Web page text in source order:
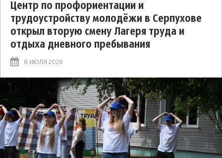
Центр по профориентации и
трудоустройству молодёжи в Серпухове
открыл вторую смену Лагеря труда и
отдыха дневного пребывания
8 ИЮЛЯ 2026